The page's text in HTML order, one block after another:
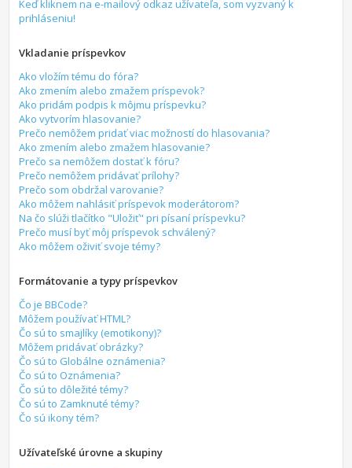
Keď kliknem na e-mailový odkaz užívateľa, som vyzvaný k
prihláseniu!
Vkladanie príspevkov
Ako vložím tému do fóra?
Ako zmením alebo zmažem príspevok?
Ako pridám podpis k môjmu príspevku?
Ako vytvorím hlasovanie?
Prečo nemôžem pridať viac možností do hlasovania?
Ako zmením alebo zmažem hlasovanie?
Prečo sa nemôžem dostať k fóru?
Prečo nemôžem pridávať prílohy?
Prečo som obdržal varovanie?
Ako môžem nahlásiť príspevok moderátorom?
Na čo slúži tlačítko "Uložiť" pri písaní príspevku?
Prečo musí byť môj príspevok schválený?
Ako môžem oživiť svoje témy?
Formátovanie a typy príspevkov
Čo je BBCode?
Môžem používať HTML?
Čo sú to smajlíky (emotikony)?
Môžem pridávať obrázky?
Čo sú to Globálne oznámenia?
Čo sú to Oznámenia?
Čo sú to dôležité témy?
Čo sú to Zamknuté témy?
Čo sú ikony tém?
Užívateľské úrovne a skupiny